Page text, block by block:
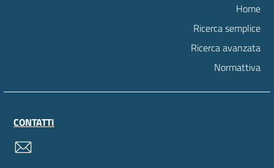
Home
Ricerca semplice
Ricerca avanzata
Normattiva
CONTATTI